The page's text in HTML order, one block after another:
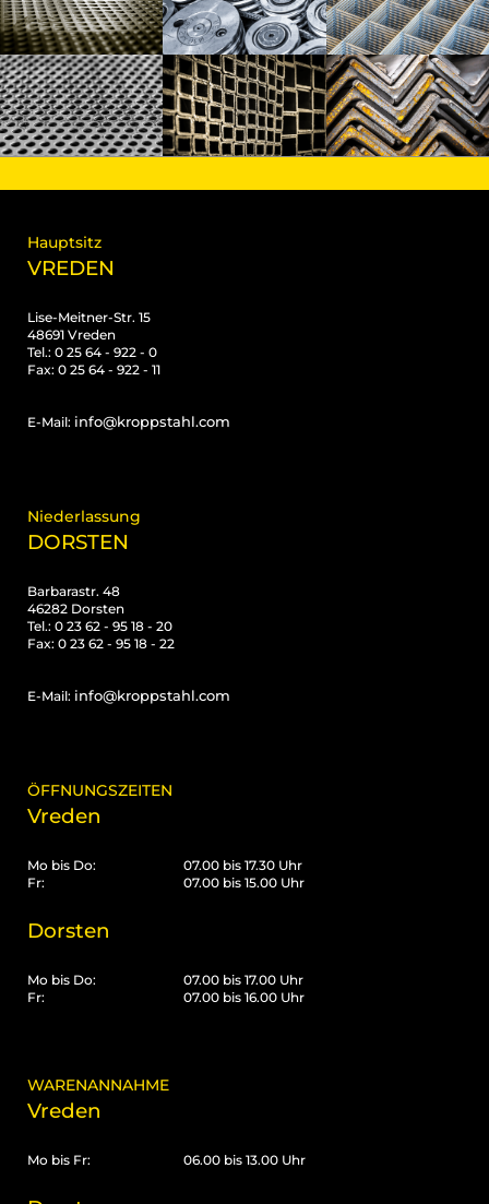
Hauptsitz
VREDEN
Lise-Meitner-Str. 15
48691 Vreden
Tel.: 0 25 64 - 922 - 0
Fax: 0 25 64 - 922 - 11
E-Mail: info@kroppstahl.com
Niederlassung
DORSTEN
Barbarastr. 48
46282 Dorsten
Tel.: 0 23 62 - 95 18 - 20
Fax: 0 23 62 - 95 18 - 22
E-Mail: info@kroppstahl.com
ÖFFNUNGSZEITEN
Vreden
Mo bis Do:
Fr:
07.00 bis 17.30 Uhr
07.00 bis 15.00 Uhr
Dorsten
Mo bis Do:
Fr:
07.00 bis 17.00 Uhr
07.00 bis 16.00 Uhr
WARENANNAHME
Vreden
Mo bis Fr: 06.00 bis 13.00 Uhr